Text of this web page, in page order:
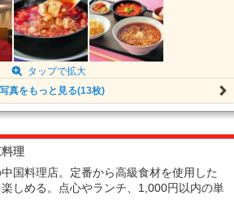
タップで拡大
写真をもっと見る(13枚)
理
国料理店。定番から高級食材を使用した
しめる。点心やランチ、1,000円以内の単